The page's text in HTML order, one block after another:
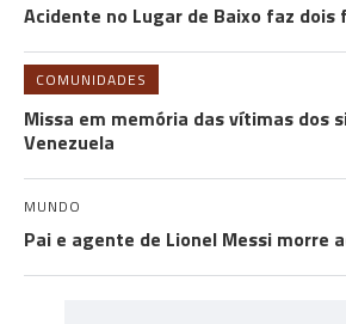
Acidente no Lugar de Baixo faz dois
COMUNIDADES
Missa em memória das vítimas dos
Venezuela
MUNDO
Pai e agente de Lionel Messi morre